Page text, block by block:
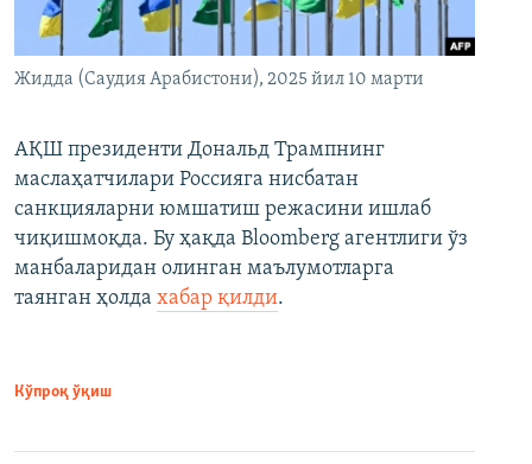
Жидда (Саудия Арабистони), 2025 йил 10 марти
АҚШ президенти Дональд Трампнинг
маслаҳатчилари Россияга нисбатан
санкцияларни юмшатиш режасини ишлаб
чиқишмоқда. Бу ҳақда Bloomberg агентлиги ўз
манбаларидан олинган маълумотларга
таянган ҳолда хабар қилди.
Кўпроқ ўқиш